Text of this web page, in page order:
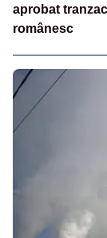
aprobat
românesc